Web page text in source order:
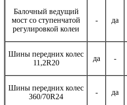
Балочный ведущий
мост со ступенчатой
регулировкой колеи
- да
Шины передних колес
11,2R20
да -
Шины передних колес
360/70R24
- да